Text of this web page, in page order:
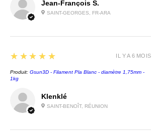
Jean-François S.
SAINT-GEORGES, FR-ARA
Klenklé
SAINT-BENOÎT, RÉUNION
5
★★★★★
Produit: Gsun3D - Filament Pla Blanc - diamètre 1,75mm -
1kg
IL Y A 6 MOIS